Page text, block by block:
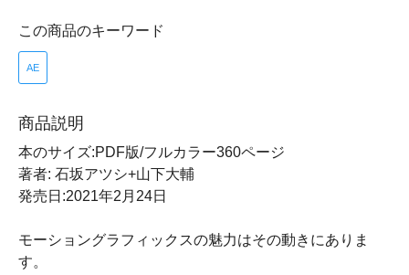
この商品のキーワード
AE
商品説明
本のサイズ:PDF版/フルカラー360ページ
著者: 石坂アツシ+山下大輔
発売日:2021年2月24日
モーショングラフィックスの魅力はその動きにありま
す。